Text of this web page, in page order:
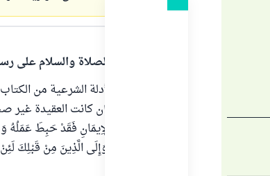
الحمد لله والصلاة والسلام على
1. معلوم بالأدلة الشرعية من
صحيحة ، فإن كانت العقيدة غير